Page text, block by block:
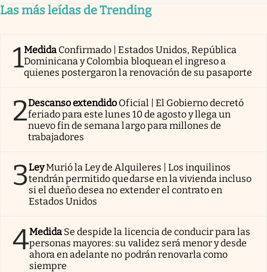
Las más leídas de Trending
1Medida Confirmado | Estados Unidos, República
Dominicana y Colombia bloquean el ingreso a
quienes postergaron la renovación de su pasaporte
2Descanso extendido Oficial | El Gobierno decretó
feriado para este lunes 10 de agosto y llega un
nuevo fin de semana largo para millones de
trabajadores
3LeyMurió la Ley de Alquileres | Los inquilinos
tendrán permitido quedarse en la vivienda incluso
si el dueño desea no extender el contrato en
Estados Unidos
4Medida Se despide la licencia de conducir para las
personas mayores: su validez será menor y desde
ahora en adelante no podrán renovarla como
siempre